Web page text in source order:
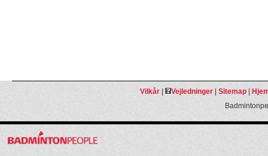
Vilkår| Vejledninger| Sitemap|